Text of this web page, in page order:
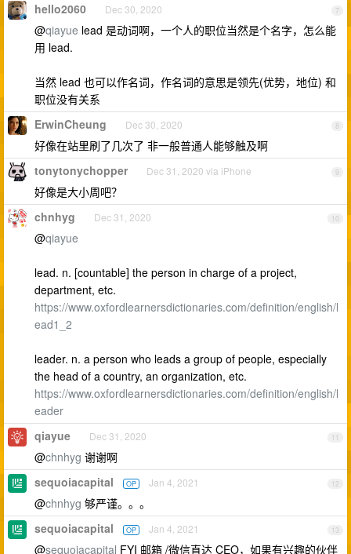
7
hello2060 Dec 30, 2020
@qiayue lead 是动词啊，一个人的职位当然是个名字，怎么能
用 lead.
当然 lead 也可以作名词，作名词的意思是领先(优势，地位) 和
职位没有关系
8
ErwinCheung Dec 30, 2020
好像在站里刷了几次了 非一般普通人能够触及啊
9
tonytonychopper Dec 31, 2020 via iPhone
好像是大小周吧？
10
chnhyg Dec 31, 2020
@qiayue
lead. n. [countable] the person in charge of a project,
department, etc.
https://www.oxfordlearnersdictionaries.com/definition/english/l
ead1_2
leader. n. a person who leads a group of people, especially
the head of a country, an organization, etc.
https://www.oxfordlearnersdictionaries.com/definition/english/l
eader
11
qiayue Dec 31, 2020
@chnhyg 谢谢啊
12
sequoiacapital OP Jan 4, 2021
@chnhyg 够严谨。。。
13
sequoiacapital OP Jan 4, 2021
@sequoiacapital FYI 邮箱 /微信直达 CEO，如果有兴趣的伙伴